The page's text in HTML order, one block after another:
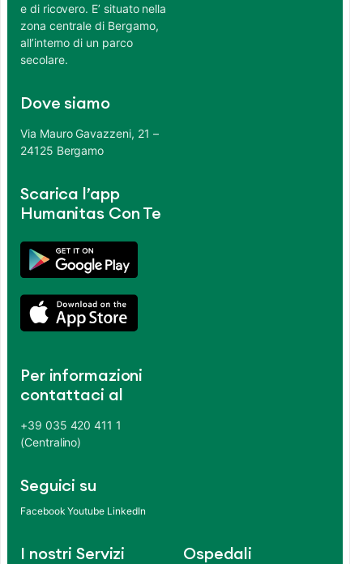
e di ricovero. E’ situato nella
zona centrale di Bergamo,
all’interno di un parco
secolare.
Dove siamo
Via Mauro Gavazzeni, 21 –
24125 Bergamo
Scarica l’app
Humanitas Con Te
Per informazioni
contattaci al
+39 035 420 411 1
(Centralino)
Seguici su
Facebook Youtube LinkedIn
I nostri Servizi
Ospedali